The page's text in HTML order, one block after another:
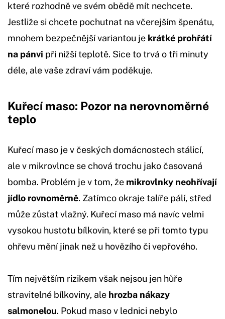
které rozhodně ve svém obědě mít nechcete.
Jestliže si chcete pochutnat na včerejším špenátu,
mnohem bezpečnější variantou je krátké prohřátí
na pánvi při nižší teplotě. Sice to trvá o tři minuty
déle, ale vaše zdraví vám poděkuje.
Kuřecí maso: Pozor na nerovnoměrné
teplo
Kuřecí maso je v českých domácnostech stálicí,
ale v mikrovlnce se chová trochu jako časovaná
bomba. Problém je v tom, že mikrovlnky neohřívají
jídlo rovnoměrně. Zatímco okraje talíře pálí, střed
může zůstat vlažný. Kuřecí maso má navíc velmi
vysokou hustotu bílkovin, které se při tomto typu
ohřevu mění jinak než u hovězího či vepřového.
Tím největším rizikem však nejsou jen hůře
stravitelné bílkoviny, ale hrozba nákazy
salmonelou. Pokud maso v lednici nebylo